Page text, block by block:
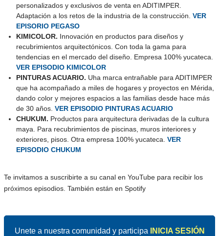
personalizados y exclusivos de venta en ADITIMPER.
Adaptación a los retos de la industria de la construcción. VER
EPISORIO PEGASO
KIMICOLOR. Innovación en productos para diseños y
recubrimientos arquitectónicos. Con toda la gama para
tendencias en el mercado del diseño. Empresa 100% yucateca.
VER EPISODIO KIMICOLOR
PINTURAS ACUARIO. Uha marca entrañable para ADITIMPER
que ha acompañado a miles de hogares y proyectos en Mérida,
dando color y mejores espacios a las familias desde hace más
de 30 años. VER EPISODIO PINTURAS ACUARIO
CHUKUM. Productos para arquitectura derivadas de la cultura
maya. Para recubrimientos de piscinas, muros interiores y
exteriores, pisos. Otra empresa 100% yucateca. VER
EPISODIO CHUKUM
Te invitamos a suscribirte a su canal en YouTube para recibir los
próximos episodios. También están en Spotify
Unete a nuestra comunidad y participa
INICIA SESIÓN